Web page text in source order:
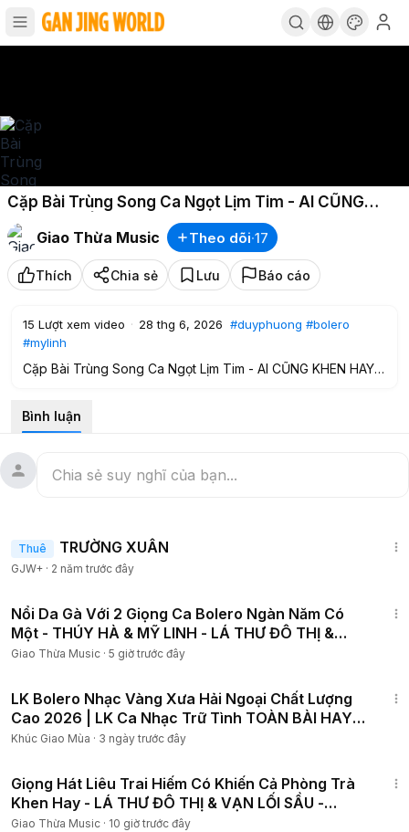
Cặp Bài Trùng Song Ca Ngọt Lịm Tim - AI CŨNG
KHEN HAY | DUY PHƯƠNG & MỸ LINH Bolero Phối Mới
2026Giao Thừa Music Theo dõi·17
Thích Chia sẻ Lưu Báo cáo
15 Lượt xem video · 28 thg 6, 2026 #duyphuong #bolero
#mylinh
Cặp Bài Trùng Song Ca Ngọt Lịm Tim - AI CŨNG KHEN HAY |
#duyphuong
#nhacvang
Danh sách nhạc vàng bolero trữ tình hay nhất hiện nay:
Bình luận
Thuê TRƯỜNG XUÂN
GJW+ · 2 năm trước đây
Nổi Da Gà Với 2 Giọng Ca Bolero Ngàn Năm Có
Một - THÚY HÀ & MỸ LINH - LÁ THƯ ĐÔ THỊ &
ĐOẠN TUYỆT
Giao Thừa Music · 5 giờ trước đây
LK Bolero Nhạc Vàng Xưa Hải Ngoại Chất Lượng
Cao 2026 | LK Ca Nhạc Trữ Tình TOÀN BÀI HAY
Cực Êm Tai
Khúc Giao Mùa · 3 ngày trước đây
Giọng Hát Liêu Trai Hiếm Có Khiến Cả Phòng Trà
Khen Hay - LÁ THƯ ĐÔ THỊ & VẠN LỐI SẦU -
THÚY HÀ
Giao Thừa Music · 10 giờ trước đây